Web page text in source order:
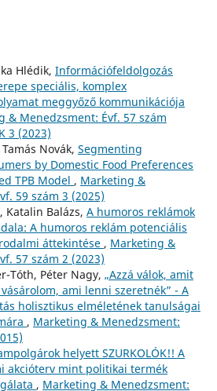
Hlédik, Információfeldolgozás
speciális, komplex
meggyőző kommunikációja
& Menedzsment: Évf. 57 szám
3 (2023)
Novák, Segmenting
by Domestic Food Preferences
TPB Model , Marketing &
59 szám 3 (2025)
Katalin Balázs, A humoros reklámok
A humoros reklám potenciális
áttekintése , Marketing &
57 szám 2 (2023)
Tóth, Péter Nagy, „Azzá válok, amit
ami lenni szeretnék” - A
holisztikus elméletének tanulságai
, Marketing & Menedzsment:
helyett SZURKOLÓK!! A
akcióterv mint politikai termék
, Marketing & Menedzsment: